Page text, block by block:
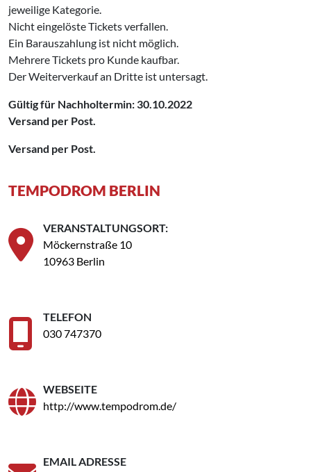
jeweilige Kategorie.
Nicht eingelöste Tickets verfallen.
Ein Barauszahlung ist nicht möglich.
Mehrere Tickets pro Kunde kaufbar.
Der Weiterverkauf an Dritte ist untersagt.
Gültig für Nachholtermin: 30.10.2022
Versand per Post.
Versand per Post.
TEMPODROM BERLIN
VERANSTALTUNGSORT:
Möckernstraße 10
10963 Berlin
TELEFON
030 747370
WEBSEITE
http://www.tempodrom.de/
EMAIL ADRESSE